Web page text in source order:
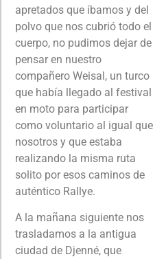
apretados que íbamos y del
polvo que nos cubrió todo el
cuerpo, no pudimos dejar de
pensar en nuestro
compañero Weisal, un turco
que había llegado al festival
en moto para participar
como voluntario al igual que
nosotros y que estaba
realizando la misma ruta
solito por esos caminos de
auténtico Rallye.
A la mañana siguiente nos
trasladamos a la antigua
ciudad de Djenné, que